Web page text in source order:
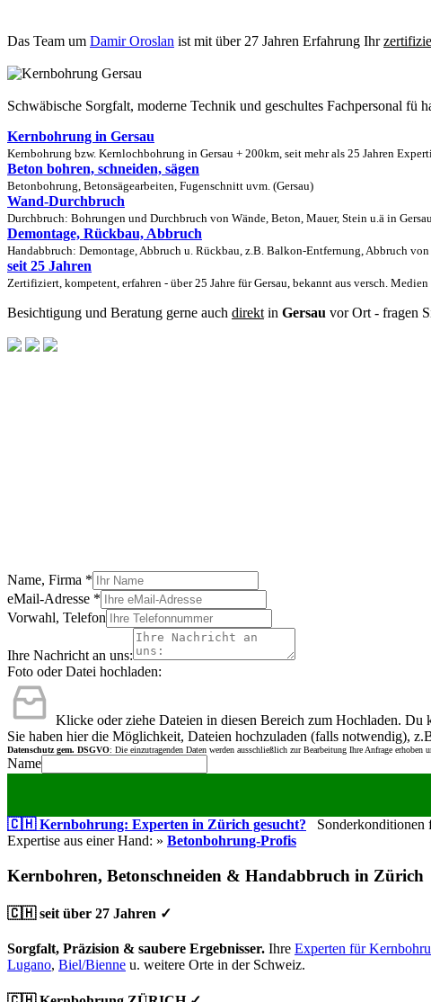
Das Team um Damir Oroslan ist mit über 27 Jahren Erfahrung Ihr
Schwäbische Sorgfalt, moderne Technik und geschultes Fachpersonal fü
Kernbohrung in Gersau
Kernbohrung bzw. Kernlochbohrung in Gersau + 200km, seit mehr als 25 Jahren
Beton bohren, schneiden, sägen
Betonbohrung, Betonsägearbeiten, Fugenschnitt uvm. (Gersau)
Wand-Durchbruch
Durchbruch: Bohrungen und Durchbruch von Wände, Beton, Mauer, Stein u.ä in
Demontage, Rückbau, Abbruch
Handabbruch: Demontage, Abbruch u. Rückbau, z.B. Balkon-Entfernung, Abbruch
seit 25 Jahren
Zertifiziert, kompetent, erfahren - über 25 Jahre für Gersau, bekannt aus versch. Medien
Besichtigung und Beratung gerne auch direkt in Gersau vor Ort - fragen
Name, Firma *
eMail-Adresse *
Vorwahl, Telefon
Ihre Nachricht an uns:
Foto oder Datei hochladen:
Klicke oder ziehe Dateien in diesen Bereich zum Hochladen. Du
Sie haben hier die Möglichkeit, Dateien hochzuladen (falls notwendig),
Datenschutz gem. DSGVO: Die einzutragenden Daten werden ausschließlich zur Bearbeitung Ihre Anfrage erhoben
Name
🇨🇭 Kernbohrung: Experten in Zürich gesucht? Sonderkonditionen
Expertise aus einer Hand: » Betonbohrung-Profis
Kernbohren, Betonschneiden & Handabbruch in Zürich
🇨🇭 seit über 27 Jahren ✓
Sorgfalt, Präzision & saubere Ergebnisser. Ihre Experten für
Lugano, Biel/Bienne u. weitere Orte in der Schweiz.